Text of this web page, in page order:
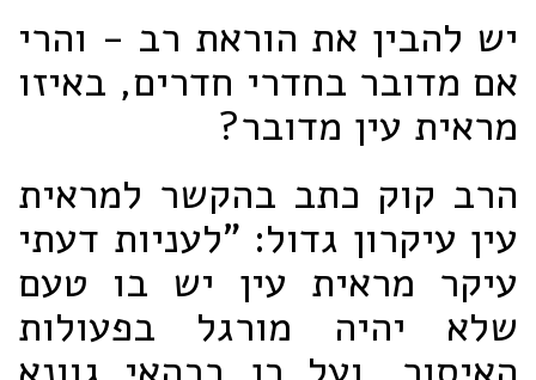
יש להבין את הוראת רב - והרי
אם מדובר בחדרי חדרים, באיזו
מראית עין מדובר?
הרב קוק כתב בהקשר למראית
עין עיקרון גדול: "לעניות דעתי
עיקר מראית עין יש בו טעם
שלא יהיה מורגל בפעולות